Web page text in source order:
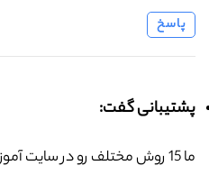
پاسخ
پشتیبانی گفت:
ما 15 روش مختلف رو در